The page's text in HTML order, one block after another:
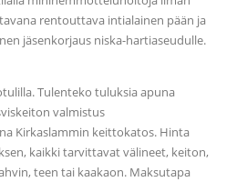
rentouttava intialainen pään ja
jäsenkorjaus niska-hartiaseudulle.
Tulenteko tuluksia apuna
valmistus
Kirkaslammin keittokatos. Hinta
kaikki tarvittavat välineet, keiton,
teen tai kaakaon. Maksutapa